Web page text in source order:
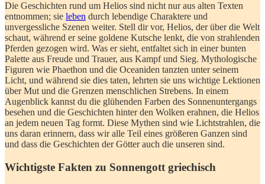
Die Geschichten rund um ‍Helios sind nicht​ nur aus‍ alten ⁢Texten
entnommen; sie​ leben durch lebendige Charaktere und
unvergessliche Szenen weiter. Stell dir vor, Helios, der über die Welt
schaut,⁤ während er seine goldene Kutsche lenkt,⁣ die ‍von strahlenden
Pferden‍ gezogen ⁢wird. ​Was er ⁣sieht, entfaltet​ sich in ‍einer bunten
Palette aus Freude und ⁣Trauer, ‍aus Kampf‍ und ⁢Sieg. Mythologische⁤
Figuren ⁢wie Phaethon und die Oceaniden tanzten unter seinem
Licht, und ⁤während sie dies taten, lehrten sie ⁢uns‍ wichtige Lektionen
⁣über Mut ​und die​ Grenzen menschlichen Strebens. In einem
Augenblick kannst ‌du die glühenden​ Farben des Sonnenuntergangs
besehen ⁤und die‍ Geschichten hinter den Wolken erahnen, die Helios
​an jedem⁣ neuen ‍Tag formt. Diese Mythen sind wie Lichtstrahlen,‍ die
uns daran‍ erinnern, dass ‍wir alle Teil ⁤eines ⁢größeren Ganzen ⁢sind
und dass‍ die Geschichten der Götter auch die unseren sind.
Wichtigste​ Fakten⁢ zu Sonnengott ⁣griechisch